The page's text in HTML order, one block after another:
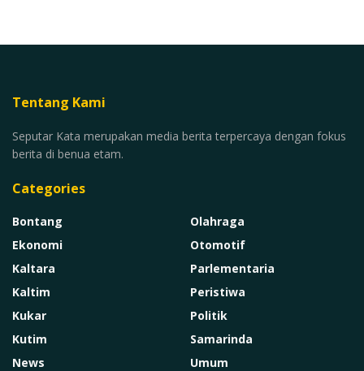
Tentang Kami
Seputar Kata merupakan media berita terpercaya dengan fokus
berita di benua etam.
Categories
Bontang
Ekonomi
Kaltara
Kaltim
Kukar
Kutim
News
Olahraga
Otomotif
Parlementaria
Peristiwa
Politik
Samarinda
Umum